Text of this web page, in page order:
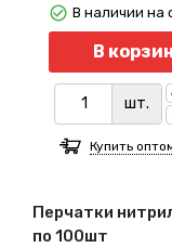
Перчатки
по 100шт
В
шт.
В наличии на
Купить